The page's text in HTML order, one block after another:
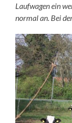
Laufwagen ein
normal an. Bei